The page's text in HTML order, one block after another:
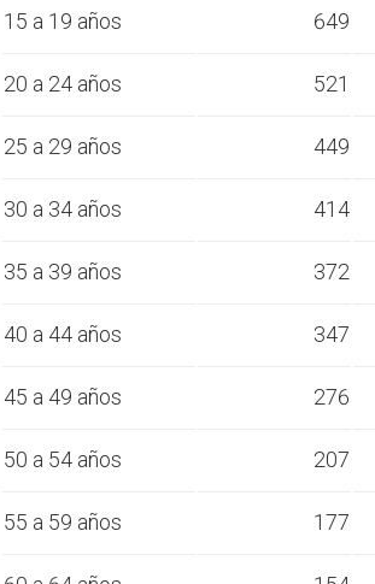
15 a 19 años 649
20 a 24 años 521
25 a 29 años 449
30 a 34 años 414
35 a 39 años 372
40 a 44 años 347
45 a 49 años 276
50 a 54 años 207
55 a 59 años 177